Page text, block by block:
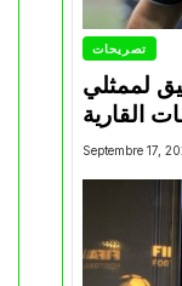
تصريحات
لممثلي
Septembre 17,